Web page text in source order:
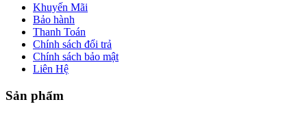
Khuyến Mãi
Bảo hành
Thanh Toán
Chính sách đổi trả
Chính sách bảo mật
Liên Hệ
Sản phẩm